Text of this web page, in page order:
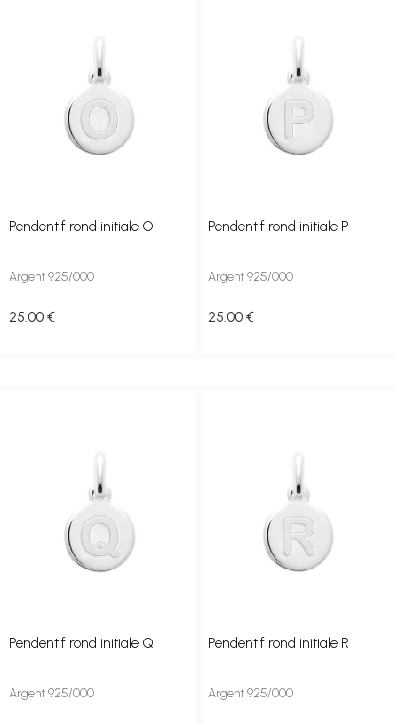
Pendentif rond initiale O
Argent 925/000
25 .00 €
Pendentif rond initiale P
Argent 925/000
25 .00 €
Pendentif rond initiale Q
Argent 925/000
Pendentif rond initiale R
Argent 925/000